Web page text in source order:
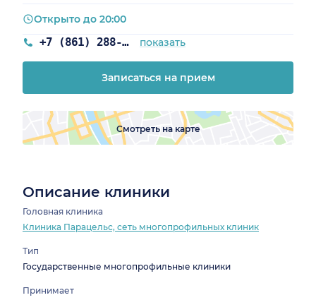
+7 (861) 288-81-92 показать
Открыто до 20:00
Записаться на прием
Смотреть на карте
Описание клиники
Головная клиника
Клиника Парацельс, сеть многопрофильных клиник
Тип
Государственные многопрофильные клиники
Принимает